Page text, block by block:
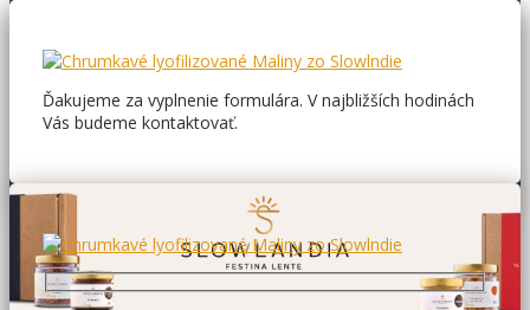
Ďakujeme za vyplnenie formulára. V najbližších hodinách
Vás budeme kontaktovať.